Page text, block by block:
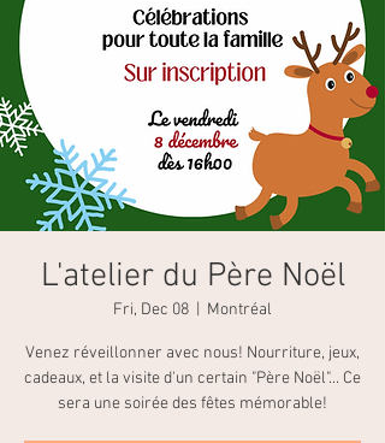
L'atelier du Père Noël
Fri, Dec 08 Montréal
Venez réveillonner avec nous! Nourriture, jeux,
cadeaux, et la visite d'un certain "Père Noël"... Ce
sera une soirée des fêtes mémorable!